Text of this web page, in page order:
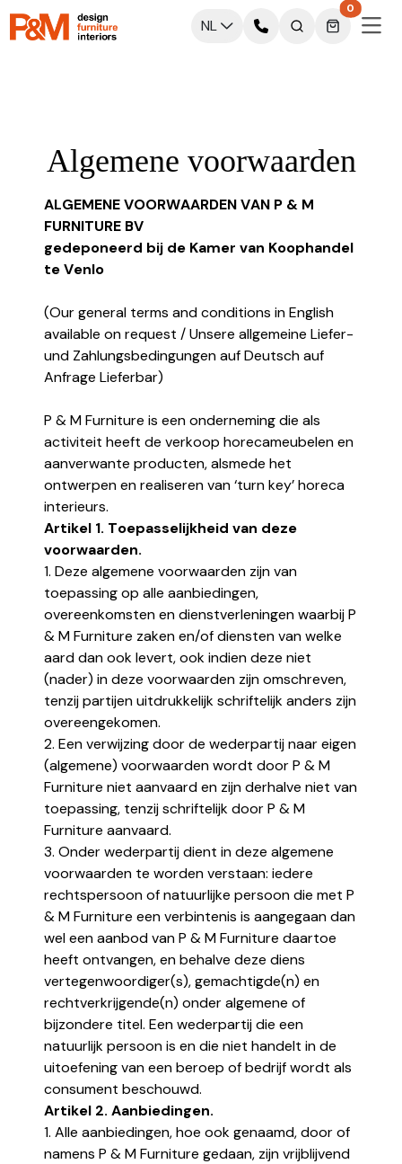
NL
0
Algemene voorwaarden
ALGEMENE VOORWAARDEN VAN P & M
FURNITURE BV
gedeponeerd bij de Kamer van Koophandel
te Venlo
(Our general terms and conditions in English
available on request / Unsere allgemeine Liefer-
und Zahlungsbedingungen auf Deutsch auf
Anfrage Lieferbar)
P & M Furniture is een onderneming die als
activiteit heeft de verkoop horecameubelen en
aanverwante producten, alsmede het
ontwerpen en realiseren van ‘turn key’ horeca
interieurs.
Artikel 1. Toepasselijkheid van deze
voorwaarden.
1. Deze algemene voorwaarden zijn van
toepassing op alle aanbiedingen,
overeenkomsten en dienstverleningen waarbij P
& M Furniture zaken en/of diensten van welke
aard dan ook levert, ook indien deze niet
(nader) in deze voorwaarden zijn omschreven,
tenzij partijen uitdrukkelijk schriftelijk anders zijn
overeengekomen.
2. Een verwijzing door de wederpartij naar eigen
(algemene) voorwaarden wordt door P & M
Furniture niet aanvaard en zijn derhalve niet van
toepassing, tenzij schriftelijk door P & M
Furniture aanvaard.
3. Onder wederpartij dient in deze algemene
voorwaarden te worden verstaan: iedere
rechtspersoon of natuurlijke persoon die met P
& M Furniture een verbintenis is aangegaan dan
wel een aanbod van P & M Furniture daartoe
heeft ontvangen, en behalve deze diens
vertegenwoordiger(s), gemachtigde(n) en
rechtverkrijgende(n) onder algemene of
bijzondere titel. Een wederpartij die een
natuurlijk persoon is en die niet handelt in de
uitoefening van een beroep of bedrijf wordt als
consument beschouwd.
Artikel 2. Aanbiedingen.
1. Alle aanbiedingen, hoe ook genaamd, door of
namens P & M Furniture gedaan, zijn vrijblijvend